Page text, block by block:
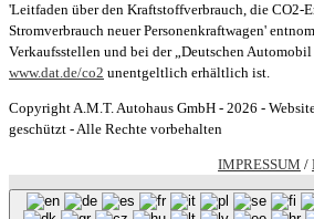
'Leitfaden über den Kraftstoffverbrauch, die CO2-
Stromverbrauch neuer Personenkraftwagen'
Verkaufsstellen und bei der „Deutschen
www.dat.de/co2 unentgeltlich erhältlich ist.
Copyright A.M.T. Autohaus GmbH - 2026 -
geschützt - Alle Rechte vorbehalten
IMPRESSUM /